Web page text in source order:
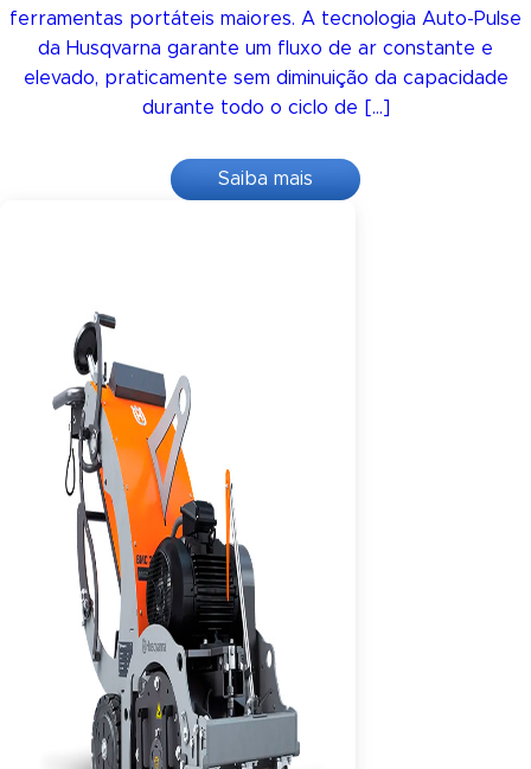
ferramentas portáteis maiores. A tecnologia Auto-Pulse
da Husqvarna garante um fluxo de ar constante e
elevado, praticamente sem diminuição da capacidade
durante todo o ciclo de […]
Saiba mais